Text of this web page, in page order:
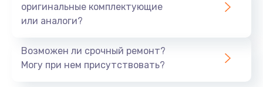
Замена батарейки BIOS
Заказать
оригинальные комплектующие
или аналоги?
Возможен ли срочный ремонт?
Могу при нем присутствовать?